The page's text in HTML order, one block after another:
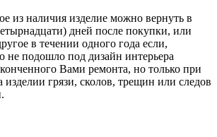
из наличия изделие можно вернуть в
дней после покупки, или
в течении одного года если,
не подошло под дизайн интерьера
Вами ремонта, но только при
изделии грязи, сколов, трещин или следов